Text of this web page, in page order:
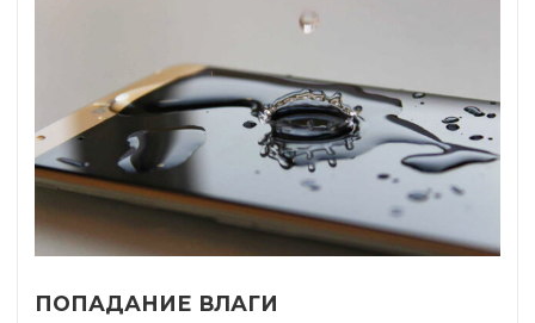
ПОПАДАНИЕ ВЛАГИ